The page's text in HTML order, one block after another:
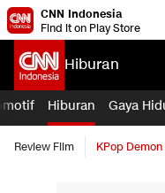
CNN Indonesia
Find it on Play Store
Hiburan
Hiburan Gaya
Review Film KPop